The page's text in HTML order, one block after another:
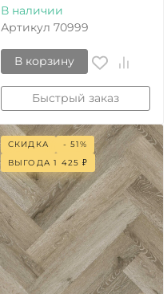
В наличии
Артикул 70999
В корзину
Быстрый заказ
СКИДКА
- 51%
ВЫГОДА1 425 ₽